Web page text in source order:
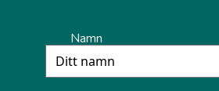
Namn